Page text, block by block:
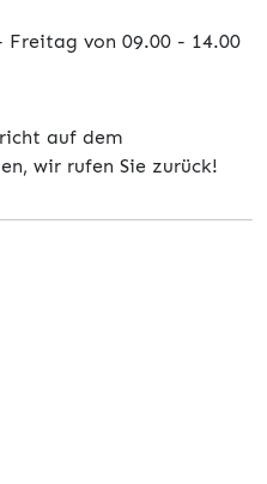
Freitag von 09.00 - 14.00
auf dem
wir rufen Sie zurück!